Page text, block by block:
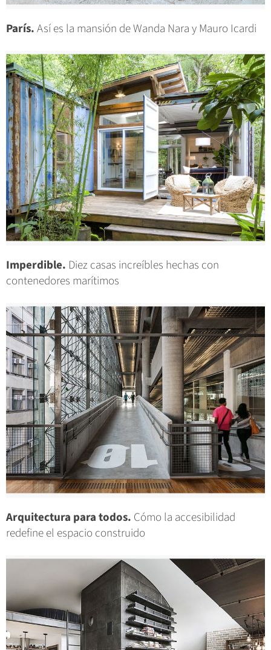
París.Así es la mansión de Wanda Nara y Mauro Icardi
Imperdible. Diez casas increíbles hechas con
contenedores marítimos
Arquitectura para todos. Cómo la accesibilidad
redefine el espacio construido